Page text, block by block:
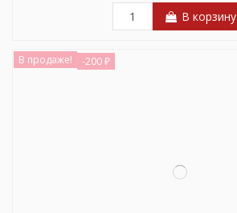
В корзину
В продаже! -200 ₽